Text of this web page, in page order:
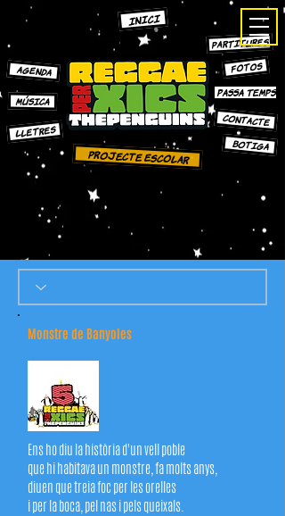
INICI
PARTITURES
AGENDA
MÚSICA
LLETRES
FOTOS
PASSA TEMPS
CONTACTE
Projecte escolar
bOTIGA
Monstre de Banyoles
Ens ho diu la història d'un vell poble
que hi habitava un monstre, fa molts anys,
diuen que treia foc per les orelles
i per la boca, pel nas i pels queixals.